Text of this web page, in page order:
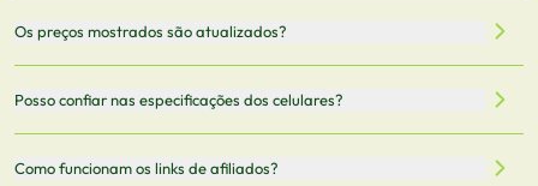
armazenamento, memória RAM, bateria e conectividade
5G.
Os preços mostrados são atualizados?
vendedor antes de finalizar sua compra.
Posso confiar nas especificações dos celulares?
Como funcionam os links de afiliados?